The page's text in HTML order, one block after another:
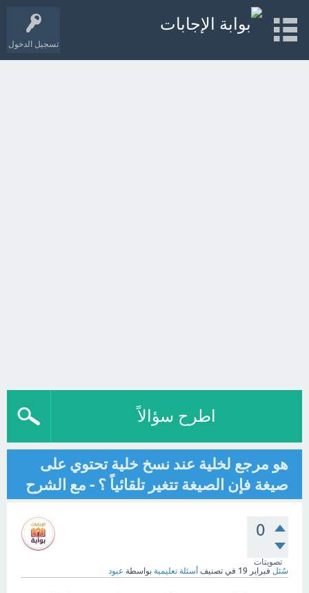
تسجيل الدخول
اطرح سؤالاً
هو مرجع لخلية عند نسخ خلية تحتوي على
صيغة فإن الصيغة تتغير تلقائياً ؟ - مع الشرح
0
تصويتات
سُئل فبراير 19 في تصنيف أسئلة تعليمية بواسطة عبود